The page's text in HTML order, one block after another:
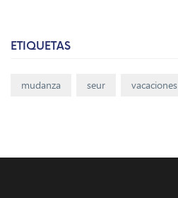
ETIQUETAS
mudanza seur vacaciones